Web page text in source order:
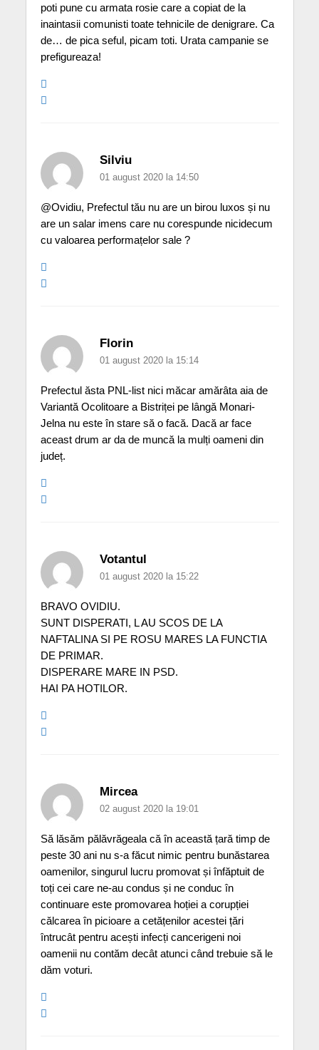
poti pune cu armata rosie care a copiat de la
inaintasii comunisti toate tehnicile de denigrare. Ca
de… de pica seful, picam toti. Urata campanie se
prefigureaza!
Silviu
01 august 2020 la 14:50
@Ovidiu, Prefectul tău nu are un birou luxos și nu
are un salar imens care nu corespunde nicidecum
cu valoarea performațelor sale ?
Florin
01 august 2020 la 15:14
Prefectul ăsta PNL-list nici măcar amărâta aia de
Variantă Ocolitoare a Bistriței pe lângă Monari-
Jelna nu este în stare să o facă. Dacă ar face
aceast drum ar da de muncă la mulți oameni din
județ.
Votantul
01 august 2020 la 15:22
BRAVO OVIDIU.
SUNT DISPERATI, L AU SCOS DE LA
NAFTALINA SI PE ROSU MARES LA FUNCTIA
DE PRIMAR.
DISPERARE MARE IN PSD.
HAI PA HOTILOR.
Mircea
02 august 2020 la 19:01
Să lăsăm pălăvrăgeala că în această țară timp de
peste 30 ani nu s-a făcut nimic pentru bunăstarea
oamenilor, singurul lucru promovat și înfăptuit de
toți cei care ne-au condus și ne conduc în
continuare este promovarea hoției a corupției
călcarea în picioare a cetățenilor acestei țări
întrucât pentru acești infecți cancerigeni noi
oamenii nu contăm decât atunci când trebuie să le
dăm voturi.